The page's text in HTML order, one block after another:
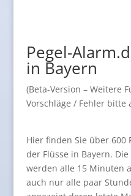
Pegel-
in Bayern
(Beta-Version – Weitere
Vorschläge / Fehler bitte
Hier finden Sie über 600
der Flüsse in Bayern.
werden alle 15 Minuten
auch nur alle paar